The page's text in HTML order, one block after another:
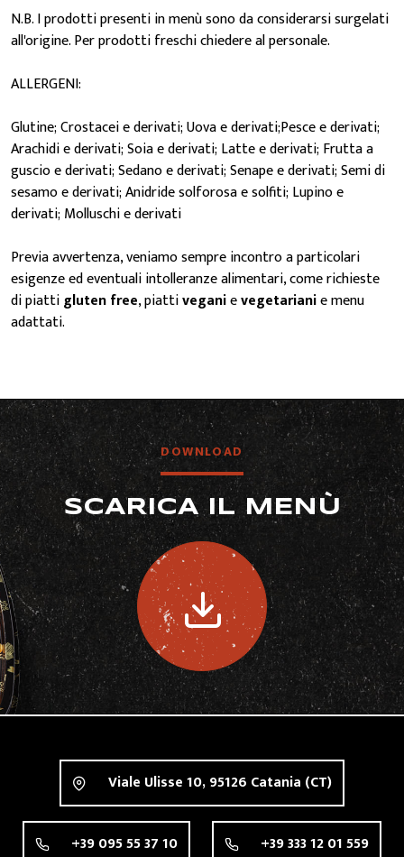
N.B. I prodotti presenti in menù sono da considerarsi surgelati
all'origine. Per prodotti freschi chiedere al personale.
ALLERGENI:
Glutine; Crostacei e derivati; Uova e derivati;Pesce e derivati;
Arachidi e derivati; Soia e derivati; Latte e derivati; Frutta a
guscio e derivati; Sedano e derivati; Senape e derivati; Semi di
sesamo e derivati; Anidride solforosa e solfiti; Lupino e
derivati; Molluschi e derivati
Previa avvertenza, veniamo sempre incontro a particolari
esigenze ed eventuali intolleranze alimentari, come richieste
di piattigluten free, piattiveganievegetarianie menu
adattati.
DOWNLOAD
SCARICA IL MENÙ
Viale Ulisse 10,95126 Catania (CT)
+39 095 55 37 10 +39 333 12 01 559